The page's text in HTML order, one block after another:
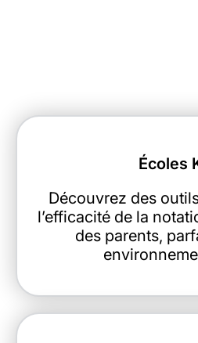
Écoles
Découvrez des
l’efficacité de la
des parents,